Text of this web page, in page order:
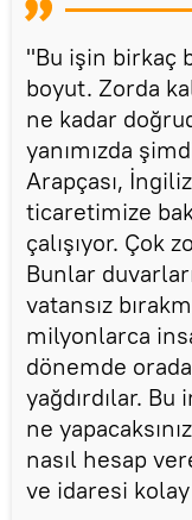
"Bu işin birkaç
boyut. Zorda
ne kadar
yanımızda
Arapçası,
ticaretimize
çalışıyor. Çok
Bunlar
vatansız
milyonlarca
dönemde
yağdırdılar. Bu
ne
nasıl hesap
ve idaresi